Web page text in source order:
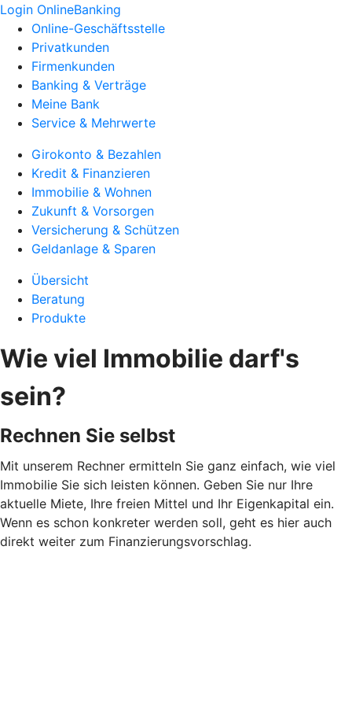
Login OnlineBanking
Online-Geschäftsstelle
Privatkunden
Firmenkunden
Banking & Verträge
Meine Bank
Service & Mehrwerte
Girokonto & Bezahlen
Kredit & Finanzieren
Immobilie & Wohnen
Zukunft & Vorsorgen
Versicherung & Schützen
Geldanlage & Sparen
Übersicht
Beratung
Produkte
Wie viel Immobilie darf's
sein?
Rechnen Sie selbst
Mit unserem Rechner ermitteln Sie ganz einfach, wie viel
Immobilie Sie sich leisten können. Geben Sie nur Ihre
aktuelle Miete, Ihre freien Mittel und Ihr Eigenkapital ein.
Wenn es schon konkreter werden soll, geht es hier auch
direkt weiter zum Finanzierungsvorschlag.